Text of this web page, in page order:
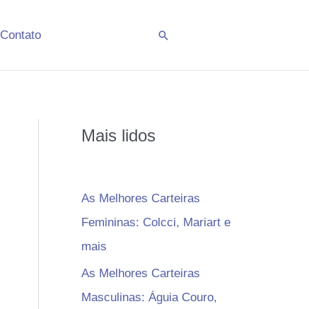
Contato Pesquisar
Mais lidos
As Melhores Carteiras
Femininas: Colcci, Mariart e
mais
As Melhores Carteiras
Masculinas: Águia Couro,